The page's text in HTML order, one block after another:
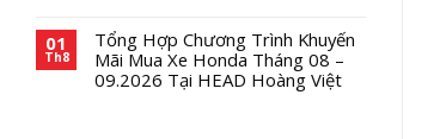
01
Th8
Tổng Hợp Chương Trình Khuyến
Mãi Mua Xe Honda Tháng 08 –
09.2026 Tại HEAD Hoàng Việt